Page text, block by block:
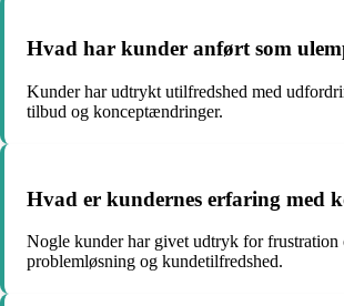
Hvad har kunder anført som
Kunder har udtrykt utilfredshed med
tilbud og konceptændringer.
Hvad er kundernes erfaring med
Nogle kunder har givet udtryk for frustration
problemløsning og kundetilfredshed.